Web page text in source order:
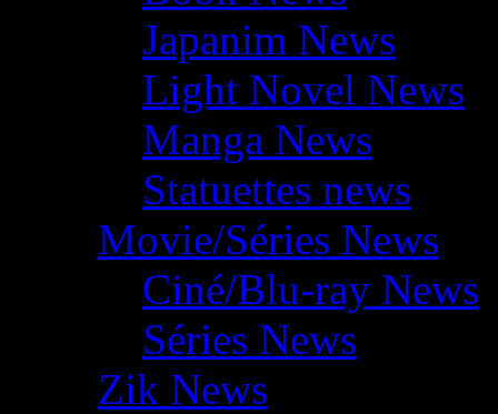
Japanim News
Light Novel News
Manga News
Statuettes news
Movie/Séries News
Ciné/Blu-ray News
Séries News
Zik News